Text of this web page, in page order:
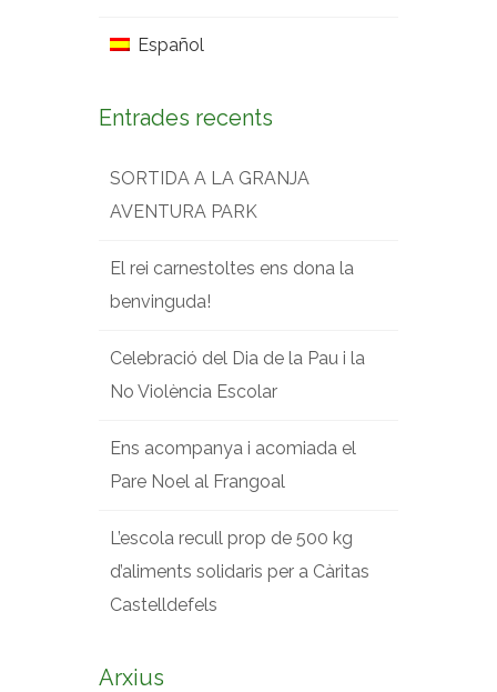
Español
Entrades recents
SORTIDA A LA GRANJA
AVENTURA PARK
El rei carnestoltes ens dona la
benvinguda!
Celebració del Dia de la Pau i la
No Violència Escolar
Ens acompanya i acomiada el
Pare Noel al Frangoal
L’escola recull prop de 500 kg
d’aliments solidaris per a Càritas
Castelldefels
Arxius